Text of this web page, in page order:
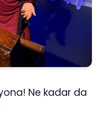
Ne kadar da